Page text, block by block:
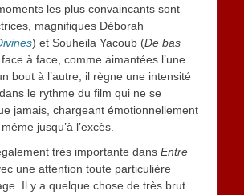
les plus convaincants sont
magnifiques Déborah
) et Souheila Yacoub (De bas
à face, comme aimantées l’une
bout à l’autre, il règne une intensité
le rythme du film qui ne se
jamais, chargeant émotionnellement
jusqu’à l’excès.
très importante dans Entre
une attention toute particulière
Il y a quelque chose de très brut